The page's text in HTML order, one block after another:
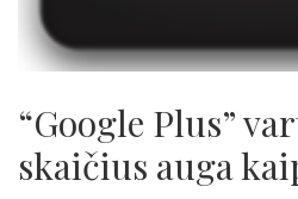
“Google Plus”
skaičius auga